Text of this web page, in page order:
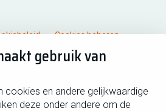
gebruik van
cookies en andere gelijkwaardige
deze onder andere om de
Cookies beheren
nieuwsbrief